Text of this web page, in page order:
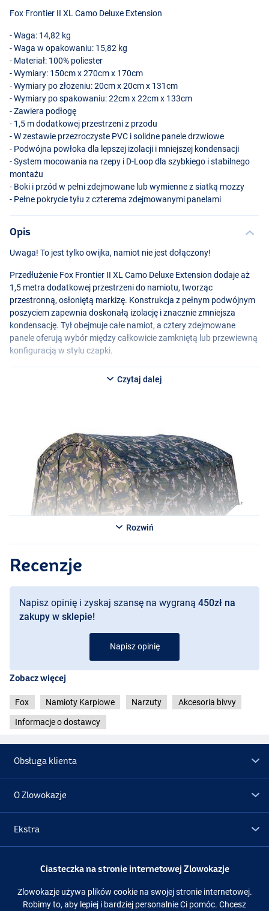
Fox Frontier II XL Camo Deluxe Extension
- Waga: 14,82 kg
- Waga w opakowaniu: 15,82 kg
- Materiał: 100% poliester
- Wymiary: 150cm x 270cm x 170cm
- Wymiary po złożeniu: 20cm x 20cm x 131cm
- Wymiary po spakowaniu: 22cm x 22cm x 133cm
- Zawiera podłogę
- 1,5 m dodatkowej przestrzeni z przodu
- W zestawie przezroczyste PVC i solidne panele drzwiowe
- Podwójna powłoka dla lepszej izolacji i mniejszej kondensacji
- System mocowania na rzepy i D-Loop dla szybkiego i stabilnego
montażu
- Boki i przód w pełni zdejmowane lub wymienne z siatką mozzy
- Pełne pokrycie tyłu z czterema zdejmowanymi panelami
Opis
Uwaga! To jest tylko owijka, namiot nie jest dołączony!
Przedłużenie Fox Frontier II XL Camo Deluxe Extension dodaje aż
1,5 metra dodatkowej przestrzeni do namiotu, tworząc
przestronną, osłoniętą markizę. Konstrukcja z pełnym podwójnym
poszyciem zapewnia doskonałą izolację i znacznie zmniejsza
kondensację. Tył obejmuje całe namiot, a cztery zdejmowane
panele oferują wybór między całkowicie zamkniętą lub przewiewną
konfiguracją w stylu czapki.
mozzy, a drzwi są dostępne zarówno w wersji przezroczystej
komfortu i ochrony.
Czytaj dalej
Rozwiń
Recenzje
Napisz opinię i zyskaj szansę na wygraną 450zł na
zakupy w sklepie!
Napisz opinię
Zobacz więcej
Fox Namioty Karpiowe Narzuty Akcesoria bivvy
Informacje o dostawcy
Obsługa klienta
O Zlowokazje
Ekstra
Promocje
Obserwuj nas Facebook Instagram
Ciasteczka na stronie internetowej Zlowokazje
Zlowokazje używa plików cookie na swojej stronie internetowej.
Robimy to, aby lepiej i bardziej personalnie Ci pomóc. Chcesz